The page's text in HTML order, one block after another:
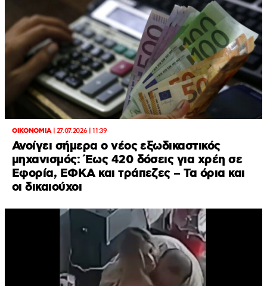
ΟΙΚΟΝΟΜΙΑ| 27.07.2026 | 11:39
Ανοίγει σήμερα ο νέος εξωδικαστικός
μηχανισμός: Έως 420 δόσεις για χρέη σε
Εφορία, ΕΦΚΑ και τράπεζες – Τα όρια και
οι δικαιούχοι